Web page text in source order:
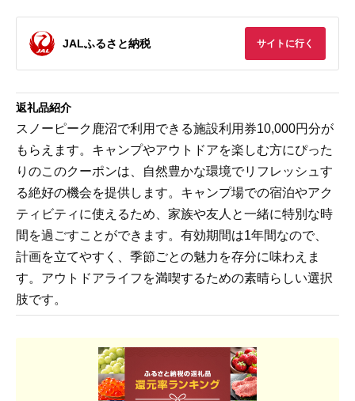
JALふるさと納税 サイトに行く
返礼品紹介
スノーピーク鹿沼で利用できる施設利用券10,000円分が
もらえます。キャンプやアウトドアを楽しむ方にぴった
りのこのクーポンは、自然豊かな環境でリフレッシュす
る絶好の機会を提供します。キャンプ場での宿泊やアク
ティビティに使えるため、家族や友人と一緒に特別な時
間を過ごすことができます。有効期間は1年間なので、
計画を立てやすく、季節ごとの魅力を存分に味わえま
す。アウトドアライフを満喫するための素晴らしい選択
肢です。